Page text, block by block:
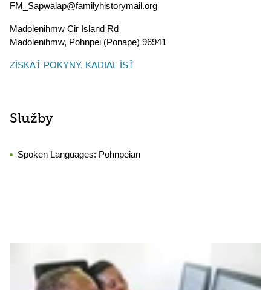
FM_Sapwalap@familyhistorymail.org
Madolenihmw Cir Island Rd
Madolenihmw, Pohnpei (Ponape) 96941
ZÍSKAŤ POKYNY, KADIAĽ ÍSŤ
Služby
Spoken Languages: Pohnpeian